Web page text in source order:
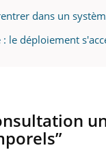
dans un
le déploiement
en fer :
Youtube